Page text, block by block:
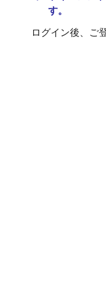
す。
ログイン後、ご